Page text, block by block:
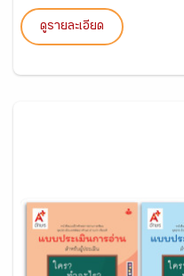
ดูรายละเอียด